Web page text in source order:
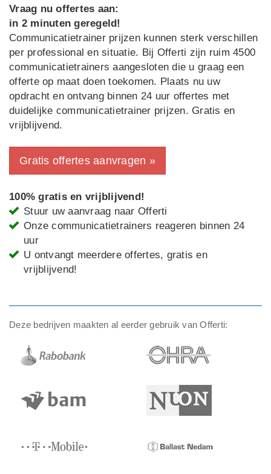
Vraag nu offertes aan:
in 2 minuten geregeld!
Communicatietrainer prijzen kunnen sterk verschillen
per professional en situatie. Bij Offerti zijn ruim 4500
communicatietrainers aangesloten die u graag een
offerte op maat doen toekomen. Plaats nu uw
opdracht en ontvang binnen 24 uur offertes met
duidelijke communicatietrainer prijzen. Gratis en
vrijblijvend.
Gratis offertes aanvragen »
100% gratis en vrijblijvend!
Stuur uw aanvraag naar Offerti
Onze communicatietrainers reageren binnen 24
uur
U ontvangt meerdere offertes, gratis en
vrijblijvend!
Deze bedrijven maakten al eerder gebruik van Offerti: